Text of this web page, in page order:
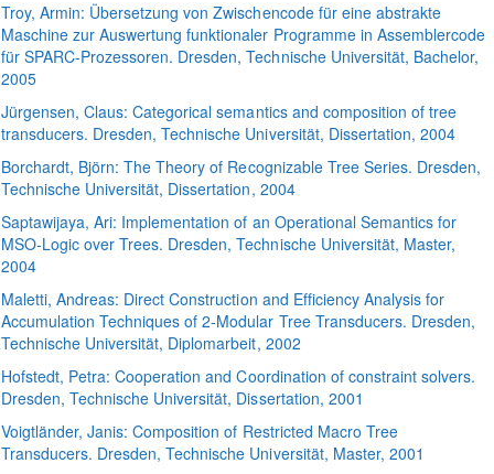
Troy, Armin: Übersetzung von Zwischencode für eine abstrakte
Maschine zur Auswertung funktionaler Programme in Assemblercode
für SPARC-Prozessoren. Dresden, Technische Universität, Bachelor,
2005
Jürgensen, Claus:Categorical semantics and composition of tree
transducers. Dresden, Technische Universität, Dissertation, 2004
Borchardt, Björn:The Theory of Recognizable Tree Series. Dresden,
Technische Universität, Dissertation, 2004
Saptawijaya, Ari: Implementation of an Operational Semantics for
MSO-Logic over Trees. Dresden, Technische Universität, Master,
2004
Maletti, Andreas: Direct Construction and Efficiency Analysis for
Accumulation Techniques of 2-Modular Tree Transducers. Dresden,
Technische Universität, Diplomarbeit, 2002
Hofstedt, Petra:Cooperation and Coordination of constraint solvers.
Dresden, Technische Universität, Dissertation, 2001
Voigtländer, Janis:Composition of Restricted Macro Tree
Transducers. Dresden, Technische Universität, Master, 2001